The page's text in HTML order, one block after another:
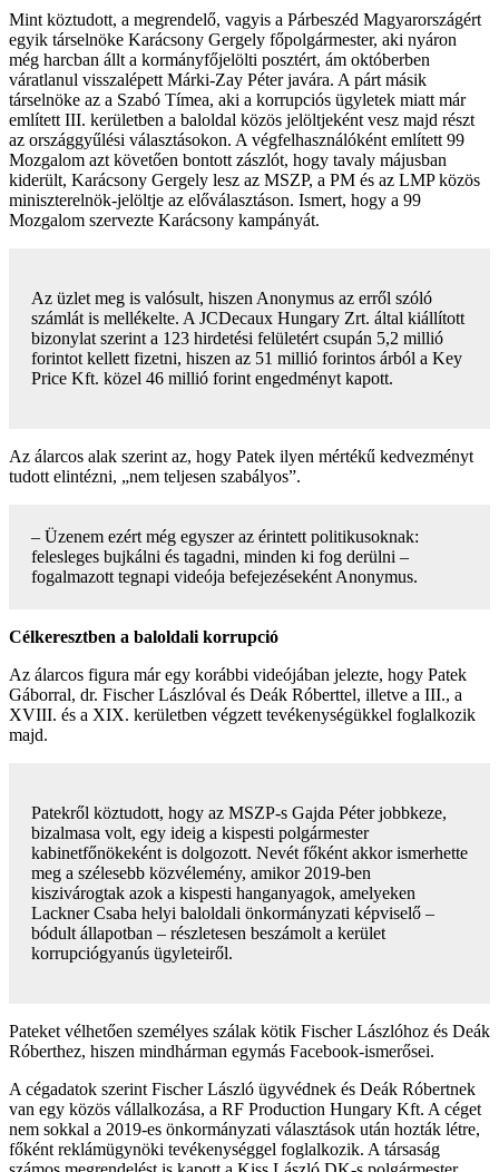
Mint köztudott, a megrendelő, vagyis a Párbeszéd Magyarországért
egyik társelnöke Karácsony Gergely főpolgármester, aki nyáron
még harcban állt a kormányfőjelölti posztért, ám októberben
váratlanul visszalépett Márki-Zay Péter javára. A párt másik
társelnöke az a Szabó Tímea, aki a korrupciós ügyletek miatt már
említett III. kerületben a baloldal közös jelöltjeként vesz majd részt
az országgyűlési választásokon. A végfelhasználóként említett 99
Mozgalom azt követően bontott zászlót, hogy tavaly májusban
kiderült, Karácsony Gergely lesz az MSZP, a PM és az LMP közös
miniszterelnök-jelöltje az előválasztáson. Ismert, hogy a 99
Mozgalom szervezte Karácsony kampányát.
Az üzlet meg is valósult, hiszen Anonymus az erről szóló
számlát is mellékelte. A JCDecaux Hungary Zrt. által kiállított
bizonylat szerint a 123 hirdetési felületért csupán 5,2 millió
forintot kellett fizetni, hiszen az 51 millió forintos árból a Key
Price Kft. közel 46 millió forint engedményt kapott.
Az álarcos alak szerint az, hogy Patek ilyen mértékű kedvezményt
tudott elintézni, „nem teljesen szabályos”.
– Üzenem ezért még egyszer az érintett politikusoknak:
felesleges bujkálni és tagadni, minden ki fog derülni –
fogalmazott tegnapi videója befejezéseként Anonymus.
Célkeresztben a baloldali korrupció
Az álarcos figura már egy korábbi videójában jelezte, hogy Patek
Gáborral, dr. Fischer Lászlóval és Deák Róberttel, illetve a III., a
XVIII. és a XIX. kerületben végzett tevékenységükkel foglalkozik
majd.
Patekről köztudott, hogy az MSZP-s Gajda Péter jobbkeze,
bizalmasa volt, egy ideig a kispesti polgármester
kabinetfőnökeként is dolgozott. Nevét főként akkor ismerhette
meg a szélesebb közvélemény, amikor 2019-ben
kiszivárogtak azok a kispesti hanganyagok, amelyeken
Lackner Csaba helyi baloldali önkormányzati képviselő –
bódult állapotban – részletesen beszámolt a kerület
korrupciógyanús ügyleteiről.
Pateket vélhetően személyes szálak kötik Fischer Lászlóhoz és Deák
Róberthez, hiszen mindhárman egymás Facebook-ismerősei.
A cégadatok szerint Fischer László ügyvédnek és Deák Róbertnek
van egy közös vállalkozása, a RF Production Hungary Kft. A céget
nem sokkal a 2019-es önkormányzati választások után hozták létre,
főként reklámügynöki tevékenységgel foglalkozik. A társaság